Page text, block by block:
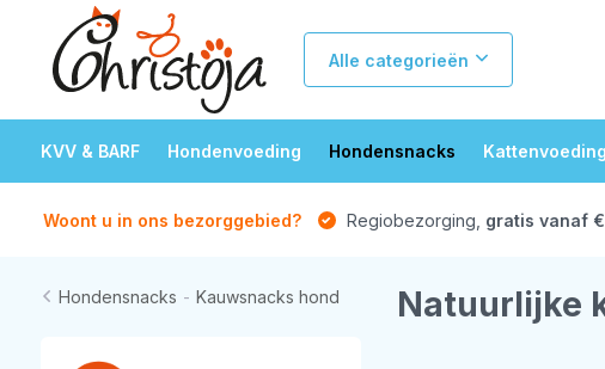
Alle categorieën
KVV & BARF Hondenvoeding Hondensnacks Kattenvoeding
Woont u in ons bezorggebied? Regiobezorging, gratis vanaf
Hondensnacks - Kauwsnacks hond Natuurlijke